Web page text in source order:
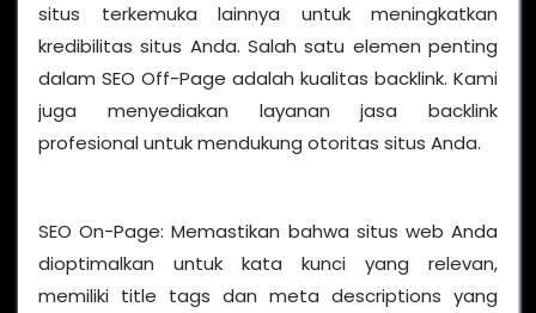
situs terkemuka lainnya untuk meningkatkan
kredibilitas situs Anda. Salah satu elemen penting
dalam SEO Off-Page adalah kualitas backlink. Kami
juga menyediakan layanan jasa backlink
profesional untuk mendukung otoritas situs Anda.
SEO On-Page: Memastikan bahwa situs web Anda
dioptimalkan untuk kata kunci yang relevan,
memiliki title tags dan meta descriptions yang